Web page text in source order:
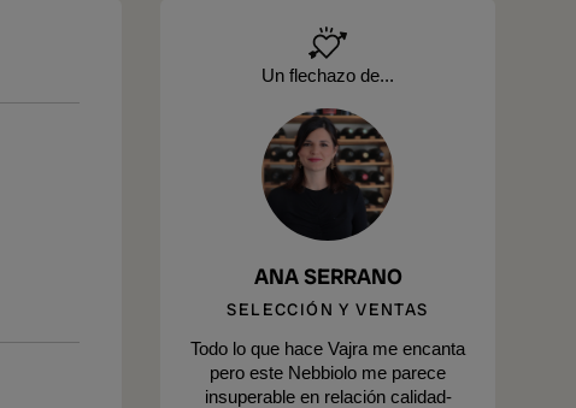
Un flechazo de...
ANA SERRANO
SELECCIÓN Y VENTAS
Todo lo que hace Vajra me encanta
pero este Nebbiolo me parece
insuperable en relación calidad-